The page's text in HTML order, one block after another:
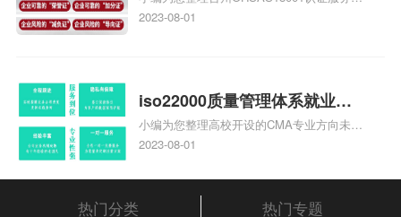
费
心哪家收费便宜、台州ISO9000认证，哪个
标准是什么相关iso体系认证知识，详情可
查看下方正文！
2023-08-01
iso22000质量管理体系就业方
向，质量管理与认证就业方向
小编为您整理高校开设的CMA专业方向未来
就业前景及就业方向如何、cma就业方向有
和cma未来就业方向、大学生考完cma，就
哪些就业方向相关iso体系认证知识，详情
2023-08-01
热门分类 热门专题